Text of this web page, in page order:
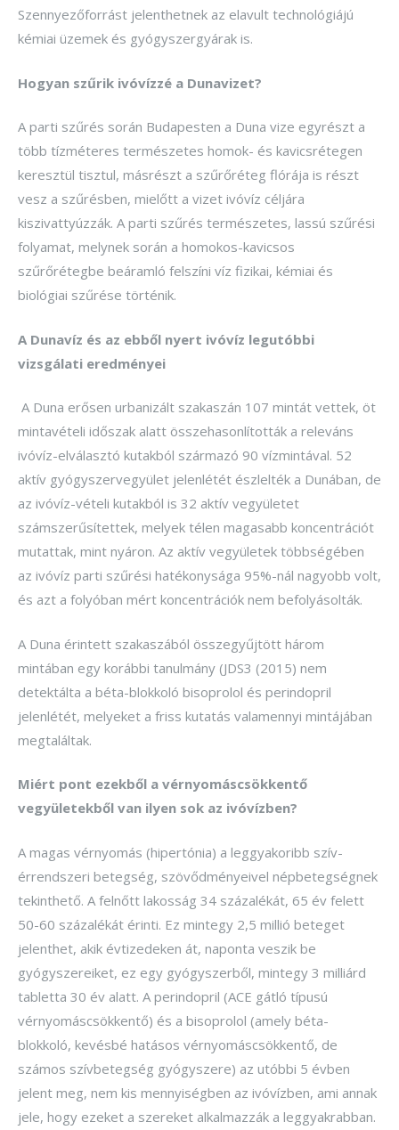
Szennyezőforrást jelenthetnek az elavult technológiájú
kémiai üzemek és gyógyszergyárak is.
Hogyan szűrik ivóvízzé a Dunavizet?
A parti szűrés során Budapesten a Duna vize egyrészt a
több tízméteres természetes homok- és kavicsrétegen
keresztül tisztul, másrészt a szűrőréteg flórája is részt
vesz a szűrésben, mielőtt a vizet ivóvíz céljára
kiszivattyúzzák. A parti szűrés természetes, lassú szűrési
folyamat, melynek során a homokos-kavicsos
szűrőrétegbe beáramló felszíni víz fizikai, kémiai és
biológiai szűrése történik.
A Dunavíz és az ebből nyert ivóvíz legutóbbi
vizsgálati eredményei
A Duna erősen urbanizált szakaszán 107 mintát vettek, öt
mintavételi időszak alatt összehasonlították a releváns
ivóvíz-elválasztó kutakból származó 90 vízmintával. 52
aktív gyógyszervegyület jelenlétét észlelték a Dunában, de
az ivóvíz-vételi kutakból is 32 aktív vegyületet
számszerűsítettek, melyek télen magasabb koncentrációt
mutattak, mint nyáron. Az aktív vegyületek többségében
az ivóvíz parti szűrési hatékonysága 95%-nál nagyobb volt,
és azt a folyóban mért koncentrációk nem befolyásolták.
A Duna érintett szakaszából összegyűjtött három
mintában egy korábbi tanulmány (JDS3 (2015) nem
detektálta a béta-blokkoló bisoprolol és perindopril
jelenlétét, melyeket a friss kutatás valamennyi mintájában
megtaláltak.
Miért pont ezekből a vérnyomáscsökkentő
vegyületekből van ilyen sok az ivóvízben?
A magas vérnyomás (hipertónia) a leggyakoribb szív-
érrendszeri betegség, szövődményeivel népbetegségnek
tekinthető. A felnőtt lakosság 34 százalékát, 65 év felett
50-60 százalékát érinti. Ez mintegy 2,5 millió beteget
jelenthet, akik évtizedeken át, naponta veszik be
gyógyszereiket, ez egy gyógyszerből, mintegy 3 milliárd
tabletta 30 év alatt. A perindopril (ACE gátló típusú
vérnyomáscsökkentő) és a bisoprolol (amely béta-
blokkoló, kevésbé hatásos vérnyomáscsökkentő, de
számos szívbetegség gyógyszere) az utóbbi 5 évben
jelent meg, nem kis mennyiségben az ivóvízben, ami annak
jele, hogy ezeket a szereket alkalmazzák a leggyakrabban.